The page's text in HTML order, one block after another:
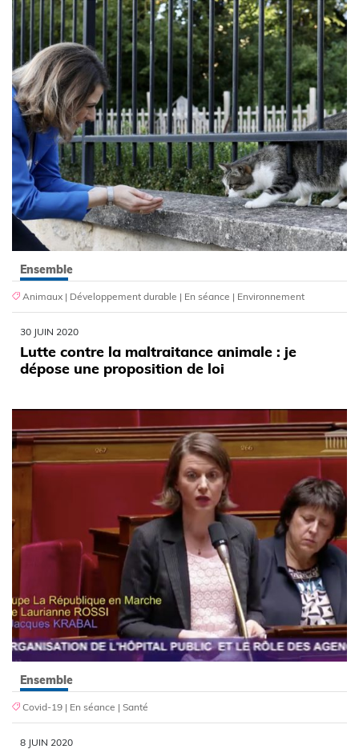
Ensemble
Animaux | Développement durable | En séance | Environnement
30 JUIN 2020
Lutte contre la maltraitance animale : je
dépose une proposition de loi
Ensemble
Covid-19 | En séance |Santé
8 JUIN 2020